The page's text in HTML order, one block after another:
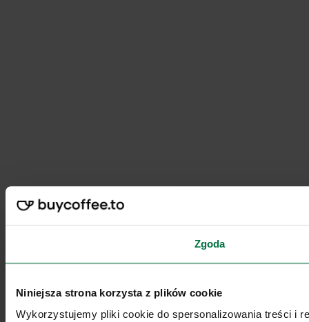
Zgoda
Niniejsza strona korzysta z plików cookie
Wykorzystujemy pliki cookie do spersonalizowania treści i